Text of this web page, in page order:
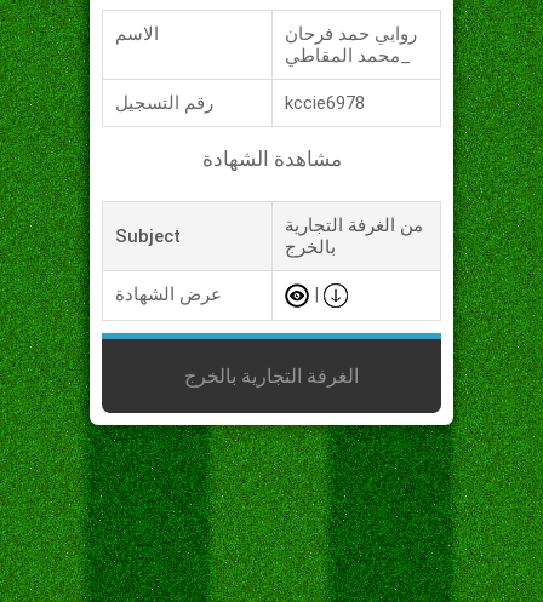
الاسم
روابي حمد فرحان
رقم التسجيل kccie6978
مشاهدة الشهادة
Subject
من الغرفة التجارية
بالخرج
عرض الشهادة
الغرفة التجارية بالخرج